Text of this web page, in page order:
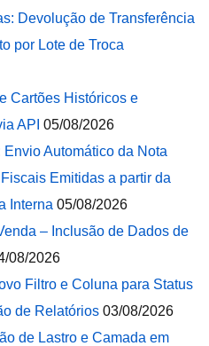
Devolução de Transferência
por Lote de Troca
Cartões Históricos e
API 05/08/2026
Automático da Nota
Emitidas a partir da
Interna 05/08/2026
– Inclusão de Dados de
08/2026
Filtro e Coluna para Status
de Relatórios 03/08/2026
de Lastro e Camada em